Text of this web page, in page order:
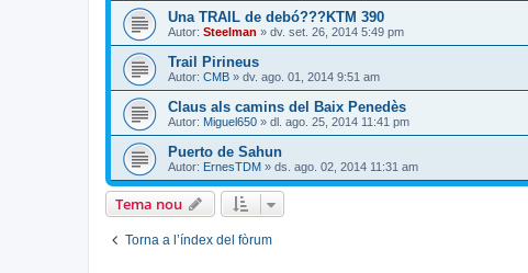
Una TRAIL de debó???KTM 390
Autor: Steelman » dv. set. 26, 2014 5:49 pm
Trail Pirineus
Autor: CMB » dv. ago. 01, 2014 9:51 am
Claus als camins del Baix Penedès
Autor: Miguel650 » dl. ago. 25, 2014 11:41 pm
Puerto de Sahun
Autor: ErnesTDM » ds. ago. 02, 2014 11:31 am
Tema nou
Torna a l’índex del fòrum